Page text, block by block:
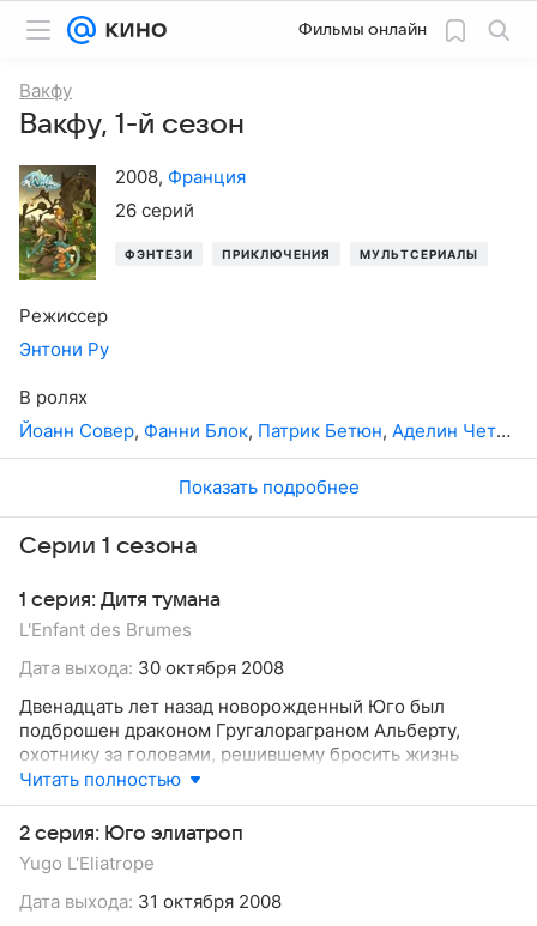
Фильмы онлайн
Вакфу
Вакфу, 1-й сезон
2008, Франция
26 серий
ФЭНТЕЗИ ПРИКЛЮЧЕНИЯ МУЛЬТСЕРИАЛЫ
Режиссер
Энтони Ру
В ролях
Йоанн Совер, Фанни Блок, Патрик Бетюн, Аделин Четеил
Показать подробнее
Серии 1 сезона
1 серия: Дитя тумана
L'Enfant des Brumes
Дата выхода: 30 октября 2008
Двенадцать лет назад новорожденный Юго был
подброшен драконом Гругалораграном Альберту,
охотнику за головами, решившему бросить жизнь
наёмника. Спустя 12 лет у Юго появляются
способности к открытию порталов, используя которые,
он освобождает иопа Седлигроува от одержимости
демоном Шушу и спасает таверну своего отца от
полного разрушения. Спустя некоторое время на
деревню нападают полтеры, а на Юго обращает
Читать полностью
2 серия: Юго элиатроп
Yugo L'Eliatrope
Дата выхода: 31 октября 2008